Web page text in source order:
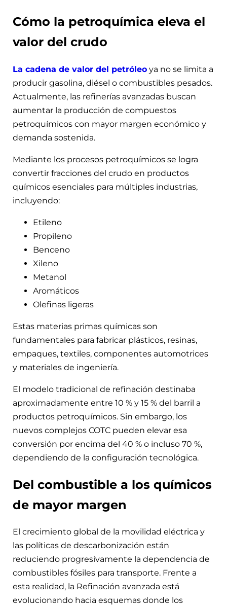
Cómo la petroquímica eleva el
valor del crudo
La cadena de valor del petróleo ya no se limita a
producir gasolina, diésel o combustibles pesados.
Actualmente, las refinerías avanzadas buscan
aumentar la producción de compuestos
petroquímicos con mayor margen económico y
demanda sostenida.
Mediante los procesos petroquímicos se logra
convertir fracciones del crudo en productos
químicos esenciales para múltiples industrias,
incluyendo:
Etileno
Propileno
Benceno
Xileno
Metanol
Aromáticos
Olefinas ligeras
Estas materias primas químicas son
fundamentales para fabricar plásticos, resinas,
empaques, textiles, componentes automotrices
y materiales de ingeniería.
El modelo tradicional de refinación destinaba
aproximadamente entre 10 % y 15 % del barril a
productos petroquímicos. Sin embargo, los
nuevos complejos COTC pueden elevar esa
conversión por encima del 40 % o incluso 70 %,
dependiendo de la configuración tecnológica.
Del combustible a los químicos
de mayor margen
El crecimiento global de la movilidad eléctrica y
las políticas de descarbonización están
reduciendo progresivamente la dependencia de
combustibles fósiles para transporte. Frente a
esta realidad, la Refinación avanzada está
evolucionando hacia esquemas donde los